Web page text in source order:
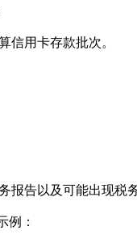
信用卡存款批次。
告以及可能出现税
例：